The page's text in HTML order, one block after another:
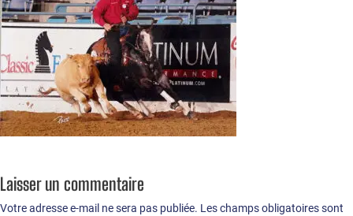
Laisser un commentaire
Votre adresse e-mail ne sera pas publiée. Les champs obligatoires sont